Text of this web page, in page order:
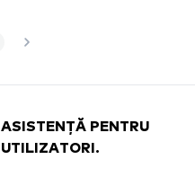
ASISTENȚĂ PENTRU
UTILIZATORI.